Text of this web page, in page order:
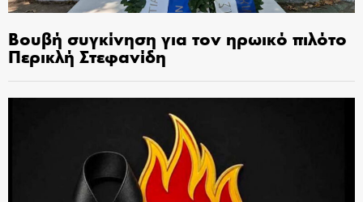
Βουβή συγκίνηση για τον ηρωικό πιλότο
Περικλή Στεφανίδη